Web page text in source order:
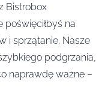
Bistrobox
poświęciłbyś na
i sprzątanie. Nasze
podgrzania,
naprawdę ważne –